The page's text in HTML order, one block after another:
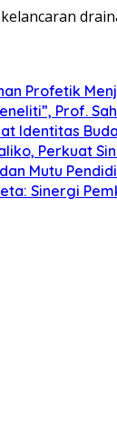
Profetik
Prof.
Identitas
Perkuat
Mutu
Sinergi